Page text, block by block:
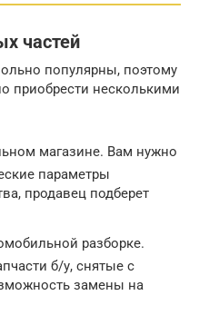
частей
популярны, поэтому
приобрести несколькими
магазине. Вам нужно
параметры
продавец подберет
разборке.
б/у, снятые с
замены на